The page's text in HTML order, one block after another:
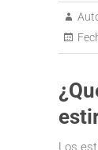
Los